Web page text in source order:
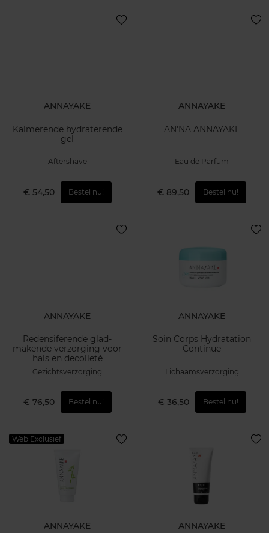
ANNAYAKE
Kalmerende hydraterende
gel
Aftershave
€ 54,50 Bestel nu!
ANNAYAKE
AN'NA ANNAYAKE
Eau de Parfum
€ 89,50 Bestel nu!
ANNAYAKE
Redensiferende glad-
makende verzorging voor
hals en decolleté
Gezichtsverzorging
€ 76,50 Bestel nu!
ANNAYAKE
Soin Corps Hydratation
Continue
Lichaamsverzorging
€ 36,50 Bestel nu!
Web Exclusief
ANNAYAKE ANNAYAKE